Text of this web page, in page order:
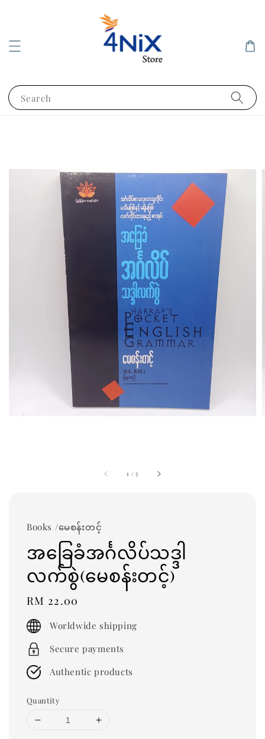
Search
1 /5
Books /မေစန်းတင့်
အခြေခံအင်္ဂလိပ်သဒ္ဒါ
လက်စွဲ(မေစန်းတင့်)
Regular
price
RM 22.00
Worldwide shipping
Secure payments
Authentic products
Quantity